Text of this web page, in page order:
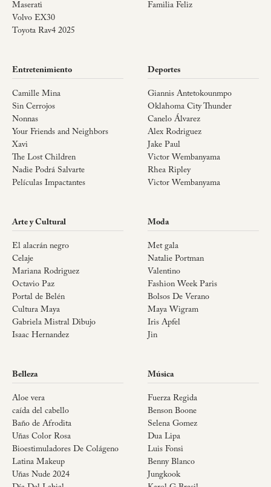
Maserati
Volvo EX30
Toyota Rav4 2025
Familia Feliz
Entretenimiento
Camille Mina
Sin Cerrojos
Nonnas
Your Friends and Neighbors
Xavi
The Lost Children
Nadie Podrá Salvarte
Películas Impactantes
Deportes
Giannis Antetokounmpo
Oklahoma City Thunder
Canelo Álvarez
Alex Rodriguez
Jake Paul
Victor Wembanyama
Rhea Ripley
Victor Wembanyama
Arte y Cultural
El alacrán negro
Celaje
Mariana Rodriguez
Octavio Paz
Portal de Belén
Cultura Maya
Gabriela Mistral Dibujo
Isaac Hernandez
Moda
Met gala
Natalie Portman
Valentino
Fashion Week Paris
Bolsos De Verano
Maya Wigram
Iris Apfel
Jin
Belleza
Aloe vera
caída del cabello
Baño de Afrodita
Uñas Color Rosa
Bioestimuladores De Colágeno
Latina Makeup
Uñas Nude 2024
Música
Fuerza Regida
Benson Boone
Selena Gomez
Dua Lipa
Luis Fonsi
Benny Blanco
Jungkook